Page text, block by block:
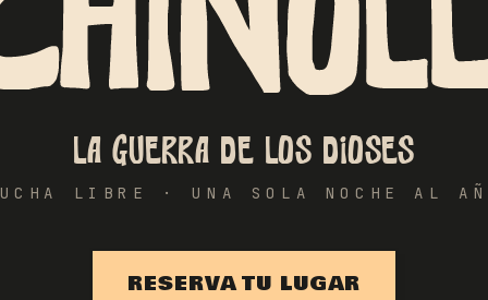
La guerra de los dioses
LIBRE · UNA SOLA NOCHE AL
RESERVA TU LUGAR